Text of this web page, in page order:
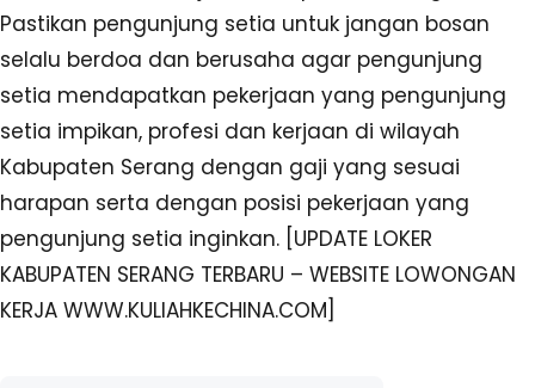
Pastikan pengunjung setia untuk jangan bosan
selalu berdoa dan berusaha agar pengunjung
setia mendapatkan pekerjaan yang pengunjung
setia impikan, profesi dan kerjaan di wilayah
Kabupaten Serang dengan gaji yang sesuai
harapan serta dengan posisi pekerjaan yang
pengunjung setia inginkan. [UPDATE LOKER
KABUPATEN SERANG TERBARU – WEBSITE LOWONGAN
KERJA WWW.KULIAHKECHINA.COM]